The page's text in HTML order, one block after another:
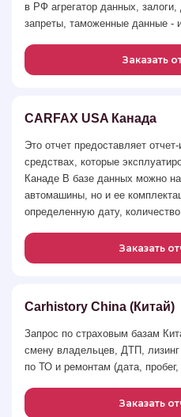
в РФ агрегатор данных,
запреты, таможенные данные -
Заказать
CARFAX USA Канада
Это отчет предоставляет
средствах, которые
Канаде В базе данных можно
автомашины, но и ее
определенную дату,
Заказать
Carhistory China (Китай)
Запрос по страховым базам
смену владельцев, ДТП,
по ТО и ремонтам (дата, пробег,
Заказать